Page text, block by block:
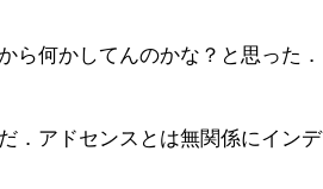
ら何かしてんのかな？と思った．
．アドセンスとは無関係にインデ